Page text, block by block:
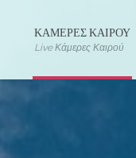
ΚΑΜΕΡΕΣ ΚΑΙΡΟΥ
Live Κάμερες Καιρού